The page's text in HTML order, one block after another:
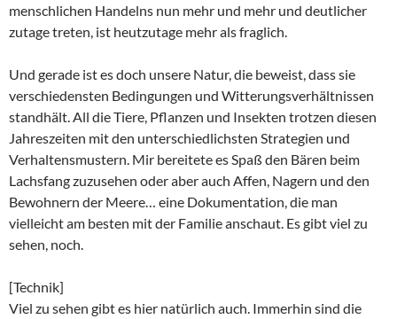
menschlichen Handelns nun mehr und mehr und deutlicher
zutage treten, ist heutzutage mehr als fraglich.
Und gerade ist es doch unsere Natur, die beweist, dass sie
verschiedensten Bedingungen und Witterungsverhältnissen
standhält. All die Tiere, Pflanzen und Insekten trotzen diesen
Jahreszeiten mit den unterschiedlichsten Strategien und
Verhaltensmustern. Mir bereitete es Spaß den Bären beim
Lachsfang zuzusehen oder aber auch Affen, Nagern und den
Bewohnern der Meere… eine Dokumentation, die man
vielleicht am besten mit der Familie anschaut. Es gibt viel zu
sehen, noch.
[Technik]
Viel zu sehen gibt es hier natürlich auch. Immerhin sind die